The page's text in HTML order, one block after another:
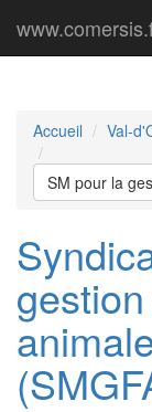
Accueil Val-
SM pour la